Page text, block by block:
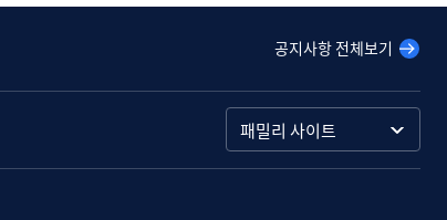
공지사항 전체보기
패밀리 사이트